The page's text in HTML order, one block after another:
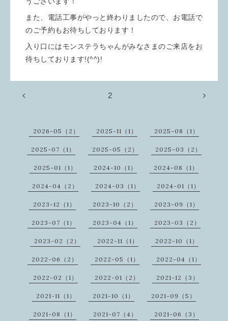
また、電話工事がやっと終わりましたので、お電話で
のご予約もお待ちしております！
入り口にはモンステラちゃんがみなさまのご来店をお
待ちしております!(^^)!
2
2026-05（2） 2025-11（1） 2025-08（1）
2025-07（1） 2025-05（2） 2025-03（2）
2025-01（1） 2024-10（1） 2024-08（1）
2024-04（2） 2024-03（1） 2024-01（1）
2023-12（1） 2023-10（2） 2023-09（1）
2023-07（1） 2023-04（1） 2023-03（2）
2023-02（2） 2022-11（1） 2022-10（1）
2022-06（2） 2022-05（1） 2022-04（1）
2022-02（1） 2022-01（2） 2021-12（3）
2021-11（1） 2021-10（1） 2021-09（5）
2021-08（1） 2021-07（4） 2021-06（3）